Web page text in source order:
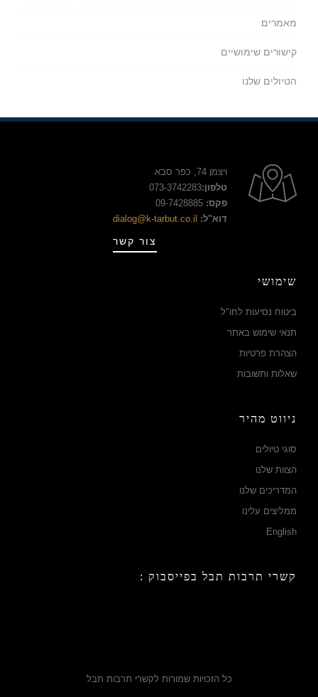
מאמרים
קישורים שימושיים
הטיולים שלנו
ויצמן 74, כפר סבא
טלפון:073-3742283
פקס:
דוא"ל: dialog@k-tarbut.co.il
צור קשר
שימושי
ביטוח נסיעות לחו"ל
תנאי שימוש באתר
הצהרת פרטיות
שאלות ותשובות
ניווט מהיר
סוגי טיולים
הצוות שלנו
המדריכים שלנו
ממליצים עלינו
English
קשרי תרבות תבל בפייסבוק :
כל הזכויות שמורות לקשרי תרבות תבל